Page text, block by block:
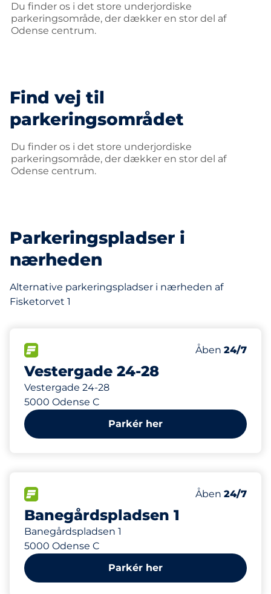
Du finder os i det store underjordiske
parkeringsområde, der dækker en stor del af
Odense centrum.
Find vej til
parkeringsområdet
Du finder os i det store underjordiske
parkeringsområde, der dækker en stor del af
Odense centrum.
Parkeringspladser i
nærheden
Alternative parkeringspladser i nærheden af
Fisketorvet 1
Vestergade 24-28
Vestergade 24-28
5000 Odense C
Antal
Antal pladser
98
Torsdag&nbsp
Åben 24/7
346 m
Parkér her
Banegårdspladsen 1
Banegårdspladsen 1
5000 Odense C
Antal
Antal pladser
130
Torsdag&nbsp
Åben 24/7
402 m
Parkér her